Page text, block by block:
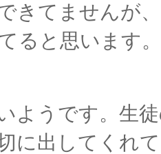
きてませんが
ると思います。
ようです。生
に出してくれ